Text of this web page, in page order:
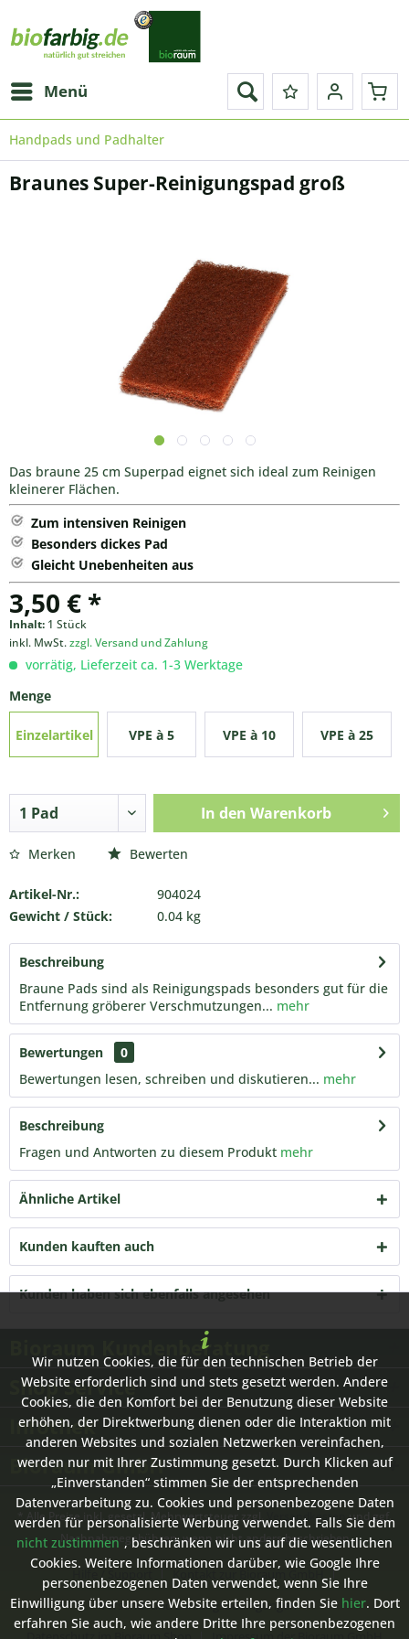
Menü
Handpads und Padhalter
Braunes Super-Reinigungspad groß
Das braune 25 cm Superpad eignet sich ideal zum Reinigen
kleinerer Flächen.
Zum intensiven Reinigen
Besonders dickes Pad
Gleicht Unebenheiten aus
3,50 € *
Inhalt: 1 Stück
inkl. MwSt.zzgl. Versand und Zahlung
vorrätig, Lieferzeit ca. 1-3 Werktage
Menge
Einzelartikel VPE à 5 VPE à 10 VPE à 25
In den Warenkorb
Merken Bewerten
Artikel-Nr.:
904024
Gewicht / Stück:
0.04 kg
Beschreibung
Braune Pads sind als Reinigungspads besonders gut für die
Entfernung gröberer Verschmutzungen... mehr
Bewertungen
0
Bewertungen lesen, schreiben und diskutieren... mehr
Beschreibung
Fragen und Antworten zu diesem Produkt mehr
Ähnliche Artikel
Kunden kauften auch
Kunden haben sich ebenfalls angesehen
Bioraum Kundenberatung
Shop Service
Infothek
Bioraum GmbH
* Alle Preise inkl. gesetzl. Mehrwertsteuer zzgl. Versandkosten und ggf.
Nachnahmegebühren, wenn nicht anders beschrieben
Hilfe / Support
Kontakt zur Bioraum GmbH
Versand- und Zahlungsbedingungen
Wir nutzen Cookies, die für den technischen Betrieb der
Website erforderlich sind und stets gesetzt werden. Andere
Cookies, die den Komfort bei der Benutzung dieser Website
erhöhen, der Direktwerbung dienen oder die Interaktion mit
anderen Websites und sozialen Netzwerken vereinfachen,
werden nur mit Ihrer Zustimmung gesetzt. Durch Klicken auf
„Einverstanden“ stimmen Sie der entsprechenden
Datenverarbeitung zu. Cookies und personenbezogene Daten
werden für personalisierte Werbung verwendet. Falls Sie dem
nicht zustimmen , beschränken wir uns auf die wesentlichen
Cookies. Weitere Informationen darüber, wie Google Ihre
personenbezogenen Daten verwendet, wenn Sie Ihre
Einwilligung über unsere Website erteilen, finden Sie hier. Dort
erfahren Sie auch, wie andere Dritte Ihre personenbezogenen